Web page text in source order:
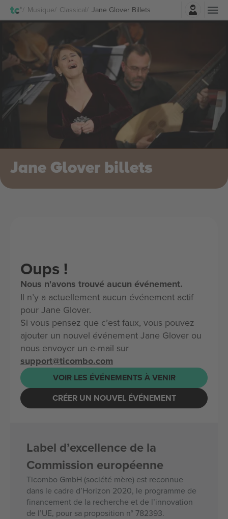
Musique Classical Jane Glover Billets
Connexion
Jane Glover billets
Oups !
Nous n'avons trouvé aucun événement.
Il n’y a actuellement aucun événement actif
pour Jane Glover.
Si vous pensez que c’est faux, vous pouvez
ajouter un nouvel événement Jane Glover ou
nous envoyer un e-mail sur
support@ticombo.com
VOIR LES ÉVÉNEMENTS À VENIR
CRÉER UN NOUVEL ÉVÉNEMENT
Label d’excellence de la
Commission européenne
Ticombo GmbH (société mère) est reconnue
dans le cadre d’Horizon 2020, le programme de
financement de la recherche et de l’innovation
de l’UE, pour sa proposition n° 782393.